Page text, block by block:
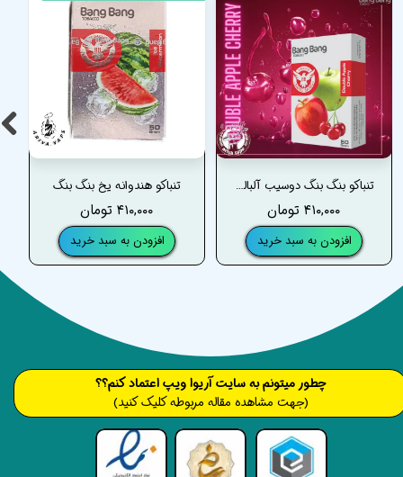
تنباکو هندوانه یخ بنگ بنگ
۴۱۰,۰۰۰ تومان
افزودن به سبد خرید
تنباکو بنگ بنگ دوسیب آلبالو _ BANG BANG DOUBLE APPLE CHERRY TOBACCO
۴۱۰,۰۰۰ تومان
افزودن به سبد خرید
​​​چطور میتونم به سایت آریوا ویپ اعتماد کنم؟؟
(جهت مشاهده مقاله مربوطه کلیک کنید)